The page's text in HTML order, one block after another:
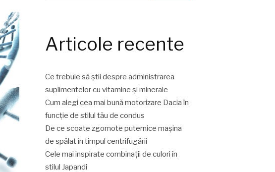
Articole recente
Ce trebuie să știi despre administrarea
suplimentelor cu vitamine și minerale
Cum alegi cea mai bună motorizare Dacia în
funcție de stilul tău de condus
De ce scoate zgomote puternice mașina
de spălat în timpul centrifugării
Cele mai inspirate combinații de culori în
stilul Japandi